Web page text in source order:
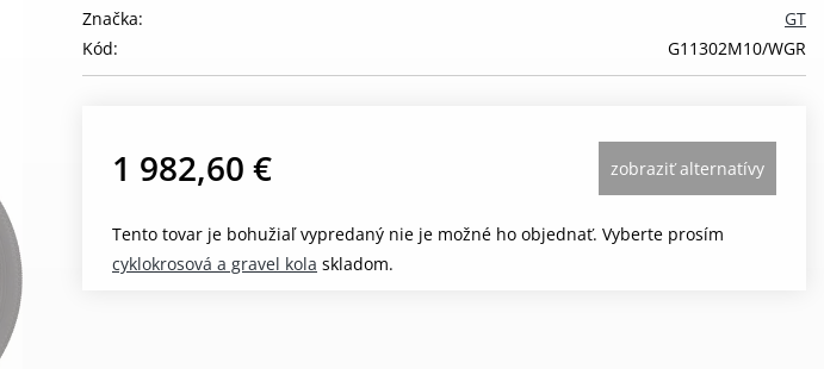
GT
Značka:
G11302M10/WGR
Kód:
1 982,60 € zobraziť alternatívy
Tento tovar je bohužiaľ vypredaný nie je možné ho objednať. Vyberte prosím
cyklokrosová a gravel kola skladom.